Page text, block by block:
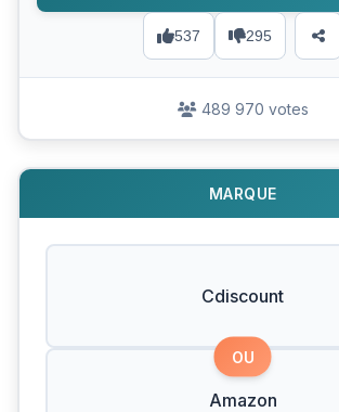
537 295
489 970 votes
MARQUE
Cdiscount
OU
Amazon